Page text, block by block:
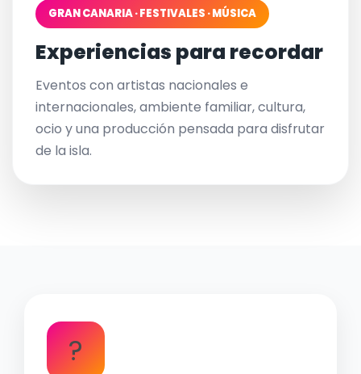
GRAN CANARIA · FESTIVALES · MÚSICA
Experiencias para recordar
Eventos con artistas nacionales e
internacionales, ambiente familiar, cultura,
ocio y una producción pensada para disfrutar
de la isla.
?